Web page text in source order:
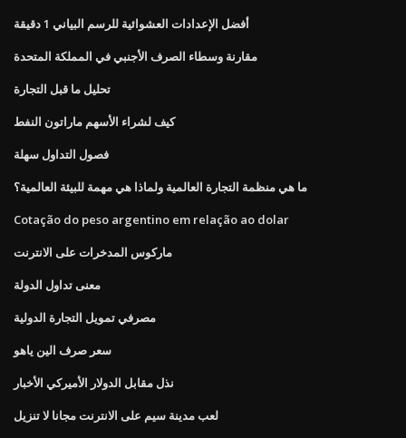
أفضل الإعدادات العشوائية للرسم البياني 1 دقيقة
مقارنة وسطاء الصرف الأجنبي في المملكة المتحدة
تحليل ما قبل التجارة
كيف لشراء الأسهم ماراتون النفط
فصول التداول سهلة
ما هي منظمة التجارة العالمية ولماذا هي مهمة للبيئة العالمية؟
Cotação do peso argentino em relação ao dolar
ماركوس المدخرات على الانترنت
معنى تداول الدولة
مصرفي تمويل التجارة الدولية
سعر صرف الين ياهو
نذل مقابل الدولار الأميركي الأخبار
لعب مدينة سيم على الانترنت مجانا لا تنزيل